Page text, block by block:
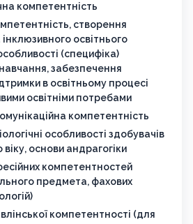
компетентність
створення
освітнього
(специфіка)
забезпечення
в освітньому процесі
освітніми потребами
компетентність
особливості здобувачів
віку, основи андрагогіки
компетентностей
предмета, фахових
компетентності (для